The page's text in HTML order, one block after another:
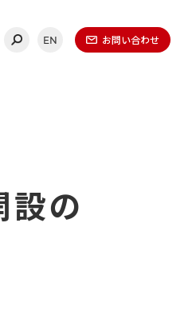
EN お問い合わせ
の